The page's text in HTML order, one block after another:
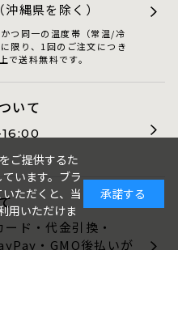
縄県を除く）
つ同一の温度帯（常温/冷
限り、1回のご注文につき
送料無料です。
いて
ド・代金引換・
・GMO後払いが
ご提供するた
います。ブラ
ただくと、当
用いただけま
承諾する